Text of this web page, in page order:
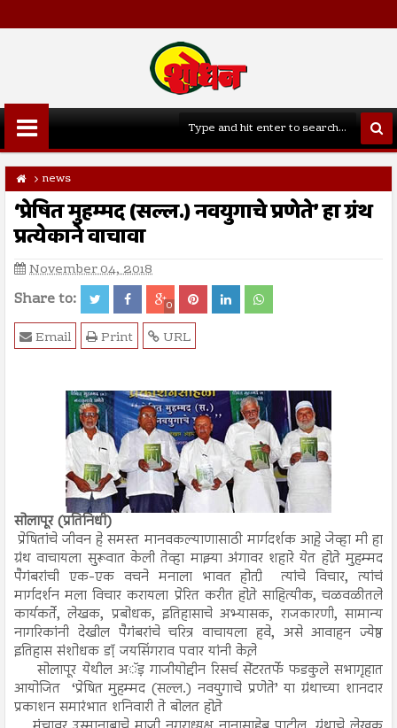
news
‘प्रेषित मुहम्मद (सल्ल.) नवयुगाचे प्रणेते’ हा ग्रंथ
प्रत्येकाने वाचावा
November 04, 2018
Share to: 0
URL
Print
Email
सोलापूर (प्रतिनिधी)
प्रेषितांचे जीवन हे समस्त मानवकल्याणासाठी मार्गदर्शक आहे़ जेव्हा मी हा
ग्रंथ वाचायला सुरूवात केली तेव्हा माझ्या अंगावर शहारे येत होते़ मुहम्मद
पैगंबरांची एक-एक वचने मनाला भावत होती़ त्यांचे विचार, त्यांचं
मार्गदर्शन मला विचार करायला प्रेरित करीत होते़ साहित्यीक, चळवळीतले
कार्यकर्ते, लेखक, प्रबोधक, इतिहासाचे अभ्यासक, राजकारणी, सामान्य
नागरिकांनी देखील पैगंबरांचे चरित्र वाचायला हवे, असे आवाहन ज्येष्ठ
इतिहास संशोधक डॉ़ जयसिंगराव पवार यांनी केले़
सोलापूर येथील अॅड़ गाजीयोद्दीन रिसर्च सेंटरतर्फे फडकुले सभागृहात
आयोजित ‘प्रेषित मुहम्मद (सल्ल.) नवयुगाचे प्रणेते’ या ग्रंथाच्या शानदार
प्रकाशन समारंभात शनिवारी ते बोलत होते़